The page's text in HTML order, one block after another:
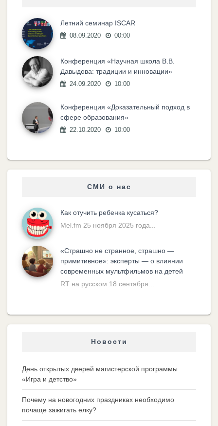
Летний семинар ISCAR
08.09.2020 00:00
Конференция «Научная школа В.В.
Давыдова: традиции и инновации»
24.09.2020 10:00
Конференция «Доказательный подход в
сфере образования»
22.10.2020 10:00
СМИ о нас
Как отучить ребенка кусаться?
Mel.fm 25 ноября 2025 года...
«Cтрашно не странное, страшно —
примитивное»: эксперты — о влиянии
современных мультфильмов на детей
RT на русском 18 сентября...
Новости
День открытых дверей магистерской программы
«Игра и детство»
Почему на новогодних праздниках необходимо
почаще зажигать елку?